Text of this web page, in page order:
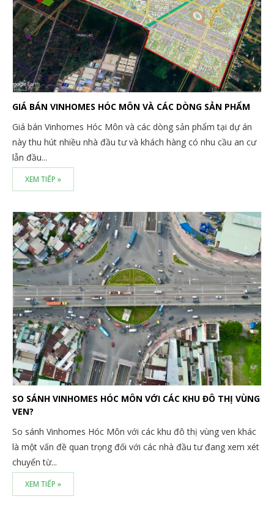
GIÁ BÁN VINHOMES HÓC MÔN VÀ CÁC DÒNG SẢN PHẨM
Giá bán Vinhomes Hóc Môn và các dòng sản phẩm tại dự án
này thu hút nhiều nhà đầu tư và khách hàng có nhu cầu an cư
lẫn đầu...
XEM TIẾP »
SO SÁNH VINHOMES HÓC MÔN VỚI CÁC KHU ĐÔ THỊ VÙNG
VEN?
So sánh Vinhomes Hóc Môn với các khu đô thị vùng ven khác
là một vấn đề quan trọng đối với các nhà đầu tư đang xem xét
chuyển từ...
XEM TIẾP »